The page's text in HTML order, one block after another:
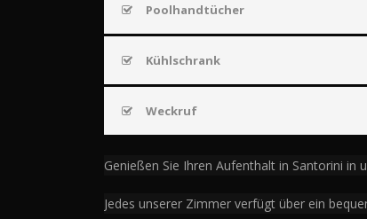
Poolhandtücher
Kühlschrank
Weckruf
Genießen Sie Ihren Aufenthalt in Santorini in
Jedes unserer Zimmer verfügt über ein